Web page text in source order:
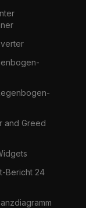
and Greed
Bericht 24